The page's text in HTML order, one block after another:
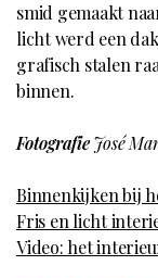
smid gemaakt
licht werd een
grafisch stalen
binnen.
FotografieJosé
Binnenkijken bij
Fris en licht
Video: het